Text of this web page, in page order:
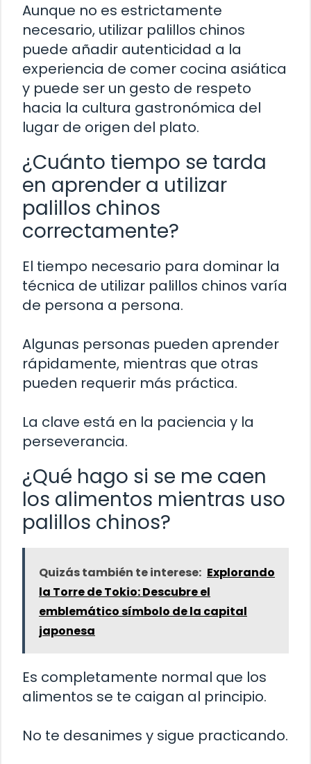
Aunque no es estrictamente
necesario, utilizar palillos chinos
puede añadir autenticidad a la
experiencia de comer cocina asiática
y puede ser un gesto de respeto
hacia la cultura gastronómica del
lugar de origen del plato.
¿Cuánto tiempo se tarda
en aprender a utilizar
palillos chinos
correctamente?
El tiempo necesario para dominar la
técnica de utilizar palillos chinos varía
de persona a persona.
Algunas personas pueden aprender
rápidamente, mientras que otras
pueden requerir más práctica.
La clave está en la paciencia y la
perseverancia.
¿Qué hago si se me caen
los alimentos mientras uso
palillos chinos?
Quizás también te interese: Explorando
la Torre de Tokio: Descubre el
emblemático símbolo de la capital
japonesa
Es completamente normal que los
alimentos se te caigan al principio.
No te desanimes y sigue practicando.